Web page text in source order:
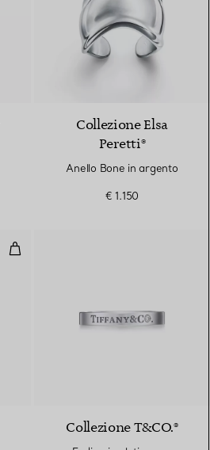
Collezione Elsa
Peretti®
Anello Bone in argento
€ 1.150
Anello Split in argento
Collezione T&CO.®